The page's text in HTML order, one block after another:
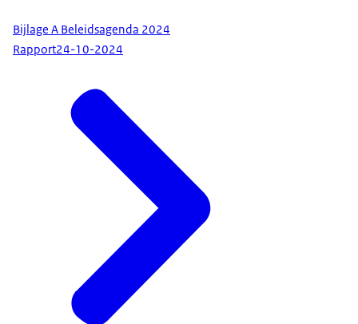
Bijlage A Beleidsagenda 2024
Rapport24-10-2024